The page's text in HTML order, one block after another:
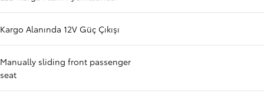
Kargo Alanında 12V Güç Çıkışı
Manually sliding front passenger
seat